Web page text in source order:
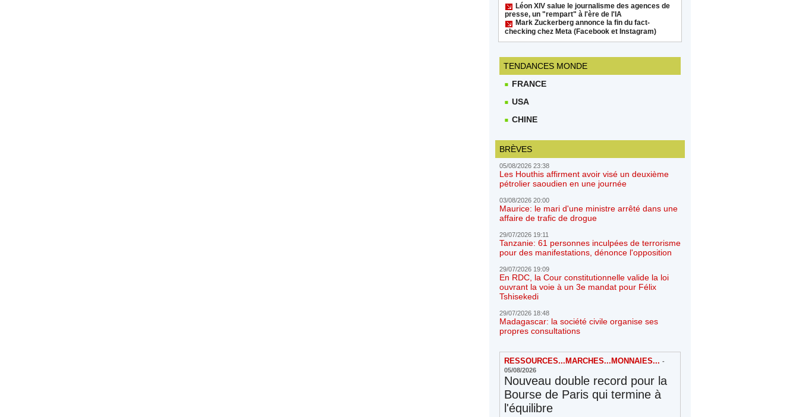
Léon XIV salue le journalisme des agences de
presse, un "rempart" à l'ère de l'IA
Mark Zuckerberg annonce la fin du fact-
checking chez Meta (Facebook et Instagram)
TENDANCES MONDE
FRANCE
USA
CHINE
BRÈVES
05/08/2026 23:38
Les Houthis affirment avoir visé un deuxième
pétrolier saoudien en une journée
03/08/2026 20:00
Maurice: le mari d'une ministre arrêté dans une
affaire de trafic de drogue
29/07/2026 19:11
Tanzanie: 61 personnes inculpées de terrorisme
pour des manifestations, dénonce l'opposition
29/07/2026 19:09
En RDC, la Cour constitutionnelle valide la loi
ouvrant la voie à un 3e mandat pour Félix
Tshisekedi
29/07/2026 18:48
Madagascar: la société civile organise ses
propres consultations
RESSOURCES...MARCHES...MONNAIES... -
05/08/2026
Nouveau double record pour la
Bourse de Paris qui termine à
l'équilibre